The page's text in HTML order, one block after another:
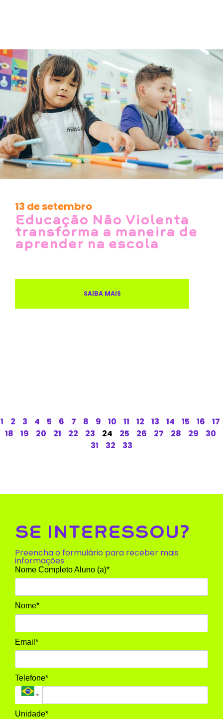
13 de setembro
Educação Não Violenta
transforma a maneira de
aprender na escola
SAIBA MAIS
1 2 3 4 5 6 7 8 9 10 11 12 13 14 15 16
17
18
19 20 21 22 23 24 25 26 27 28 29
30
31
32 33
SE INTERESSOU?
Preencha o formulário para receber mais
informações
Nome Completo Aluno (a)*
Nome*
Email*
Telefone*
Unidade*